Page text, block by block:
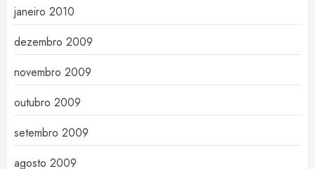
janeiro 2010
dezembro 2009
novembro 2009
outubro 2009
setembro 2009
agosto 2009